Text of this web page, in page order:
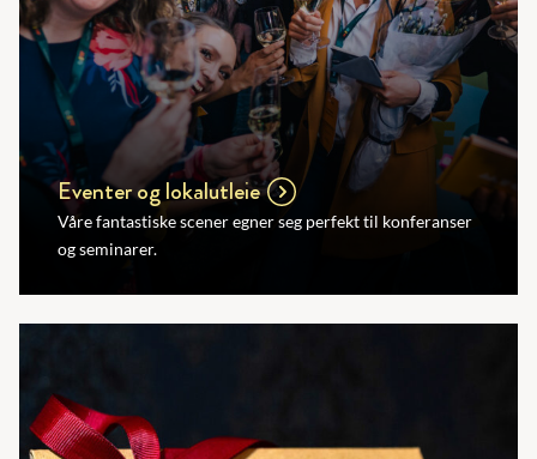
Eventer og lokalutleie
Våre fantastiske scener egner seg perfekt til konferanser
og seminarer.